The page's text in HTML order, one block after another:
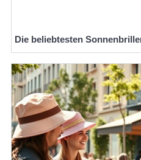
Die beliebtesten